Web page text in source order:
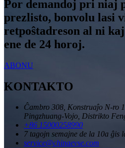
Por demandoj pri niaj
prezlisto, bonvolu lasi
retpoŝtadreson al ni
ene de 24 horoj.
ABONU
KONTAKTO
Ĉambro 308, Konstruaĵo N-ro
Pingzhuang-Vojo, Distrikto
+86 15000258990
7 tagojn semajne de la 10a ĝis
service@chinaevse.com